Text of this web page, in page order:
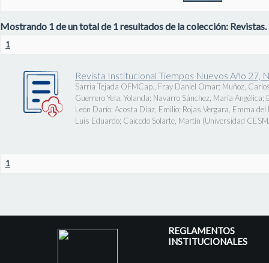
Mostrando 1 de un total de 1 resultados de la colección: Revistas.
1
Revista Institucional Tiempos Nuevos Año 27,
Sarria Tejada OFMCap., Fray Daniel Omar; Muñoz,
Guerrero Yela, Yolanda; Navarro Sánchez, María Angélica;
León Darío; Acosta Díaz, Emilio; Rojas Vergara, Emma del
Luis Eduardo; Caicedo Solarte, Martín (Universidad
1
REGLAMENTOS
INSTITUCIONALES